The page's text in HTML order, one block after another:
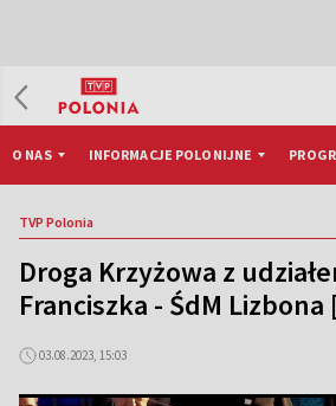
O NAS INFORMACJE POLONIJNE
TVP Polonia
Droga Krzyżowa z
Franciszka - ŚdM
03.08.2023, 15:03